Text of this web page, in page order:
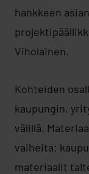
hankkeen
Viholainen.
Kohteiden
kaupungin,
välillä.
vaiheita:
materiaalit